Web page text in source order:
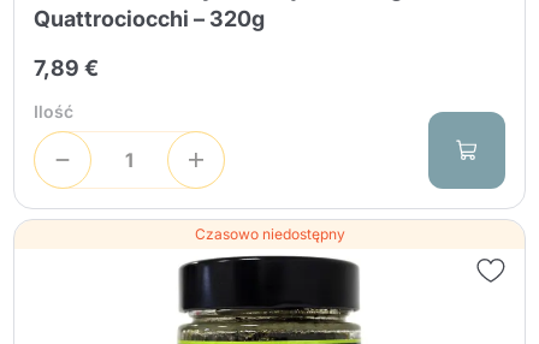
Quattrociocchi – 320g
7,89 €
Ilość
Czasowo niedostępny